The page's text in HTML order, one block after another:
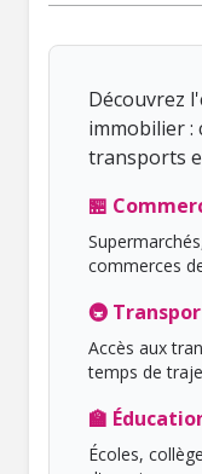
Découvrez
immobilier :
transports
🏪
commerces
🚇
Accès aux
temps de
🏫
Écoles,